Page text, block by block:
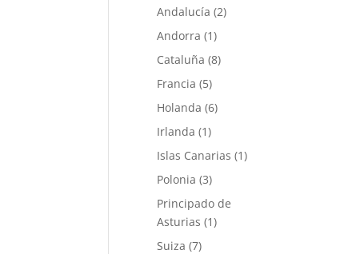
Andalucía (2)
Andorra (1)
Cataluña (8)
Francia (5)
Holanda (6)
Irlanda (1)
Islas Canarias (1)
Polonia (3)
Principado de
Asturias (1)
Suiza (7)